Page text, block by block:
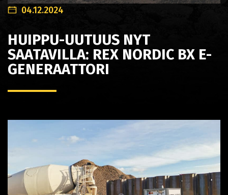
04.12.2024
HUIPPU-UUTUUS NYT
SAATAVILLA: REX NORDIC BX E-
GENERAATTORI